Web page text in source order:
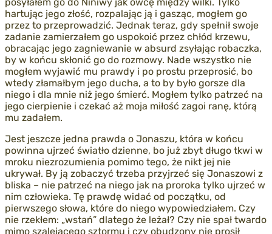
hartując jego złość, rozpalając ją i gasząc, mogłem go
przez to przeprowadzić. Jednak teraz, gdy spełnił swoje
zadanie zamierzałem go uspokoić przez chłód krzewu,
obracając jego zagniewanie w absurd zsyłając robaczka,
by w końcu skłonić go do rozmowy. Nade wszystko nie
mogłem wyjawić mu prawdy i po prostu przeprosić, bo
wtedy złamałbym jego ducha, a to by było gorsze dla
niego i dla mnie niż jego śmierć. Mogłem tylko patrzeć na
jego cierpienie i czekać aż moja miłość zagoi ranę, którą
mu zadałem.
Jest jeszcze jedna prawda o Jonaszu, która w końcu
powinna ujrzeć światło dzienne, bo już zbyt długo tkwi w
mroku niezrozumienia pomimo tego, że nikt jej nie
ukrywał. By ją zobaczyć trzeba przyjrzeć się Jonaszowi z
bliska – nie patrzeć na niego jak na proroka tylko ujrzeć w
nim człowieka. Tę prawdę widać od początku, od
pierwszego słowa, które do niego wypowiedziałem. Czy
nie rzekłem: „wstań” dlatego że leżał? Czy nie spał twardo
mimo szalejącego sztormu i czy obudzony nie prosił